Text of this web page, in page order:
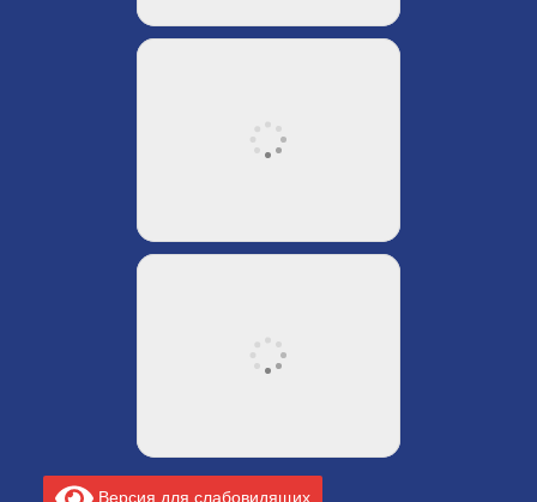
Версия для слабовидящих